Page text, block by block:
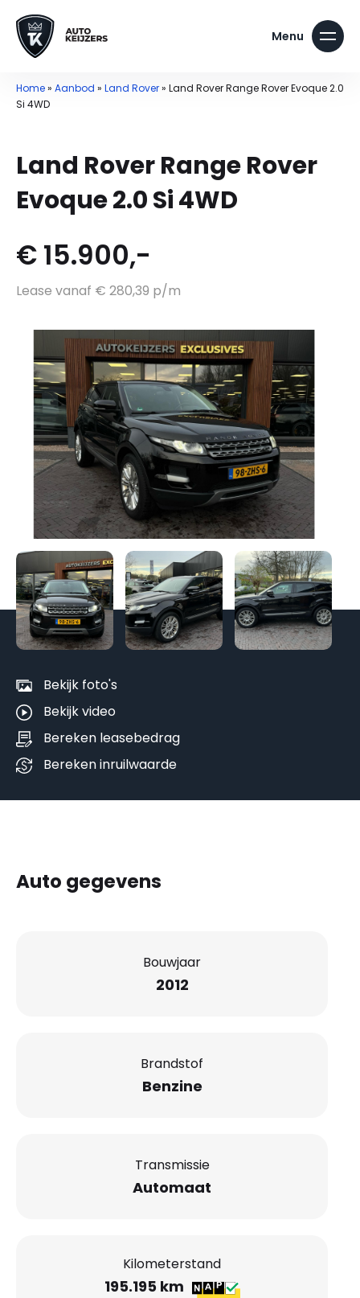
Home» Aanbod » Land Rover» Land Rover Range Rover Evoque 2.0
Si 4WD
Land Rover Range Rover
Evoque 2.0 Si 4WD
€ 15.900,-
Lease vanaf € 280,39 p/m
Bekijk foto's
Bekijk video
Bereken leasebedrag
Bereken inruilwaarde
Auto gegevens
Bouwjaar
2012
Brandstof
Benzine
Transmissie
Automaat
Kilometerstand
195.195 km